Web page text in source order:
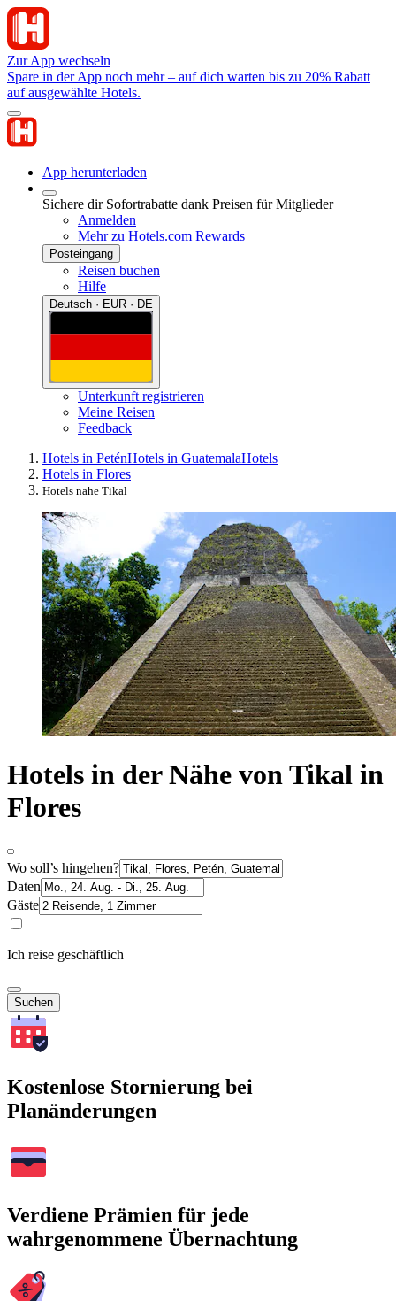
Zur App wechseln
Spare in der App noch mehr – auf dich warten bis zu 20% Rabatt
auf ausgewählte Hotels.
App herunterladen
Sichere dir Sofortrabatte dank Preisen für Mitglieder
Anmelden
Mehr zu Hotels.com Rewards
Posteingang
Reisen buchen
Hilfe
Deutsch · EUR · DE
Unterkunft registrieren
Meine Reisen
Feedback
Hotels in PeténHotels in GuatemalaHotels
Hotels in Flores
Hotels nahe Tikal
Hotels in der Nähe von Tikal in
Flores
Wo soll’s hingehen?
Daten
Gäste
Ich reise geschäftlich
Suchen
Kostenlose Stornierung bei
Planänderungen
Verdiene Prämien für jede
wahrgenommene Übernachtung